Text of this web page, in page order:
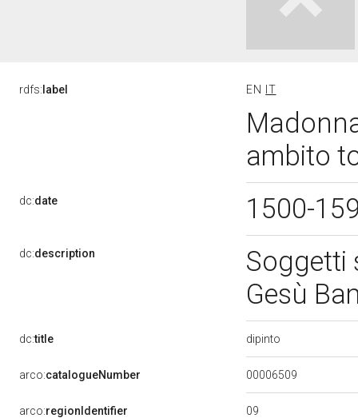
rdfs: label EN IT
ambito
dc:date 1500-
dc:description
Soggetti
Gesù
dc:title dipinto
arco:catalogueNumber 00006509
arco:regionIdentifier 09